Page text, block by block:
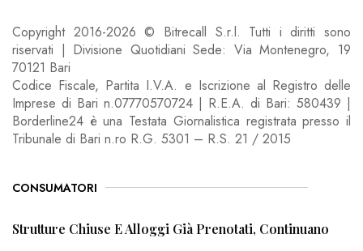
Copyright 2016-2026 © Bitrecall S.r.l. Tutti i diritti sono
riservati | Divisione Quotidiani Sede: Via Montenegro, 19
70121 Bari
Codice Fiscale, Partita I.V.A. e Iscrizione al Registro delle
Imprese di Bari n.07770570724 | R.E.A. di Bari: 580439 |
Borderline24 è una Testata Giornalistica registrata presso il
Tribunale di Bari n.ro R.G. 5301 – R.S. 21 / 2015
CONSUMATORI
Strutture Chiuse E Alloggi Già Prenotati, Continuano